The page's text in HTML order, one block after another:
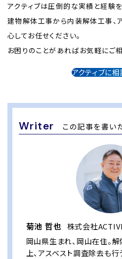
アクティブは圧倒的な実績と経験
建物解体工事から内装解体工事、
心してお任せください。
お困りのことがあればお気軽にご相
アクティブに
Writer この記事を書い
菊池 哲也 株式会社
岡山県生まれ、岡山在住。
上、アスベスト調査除去も